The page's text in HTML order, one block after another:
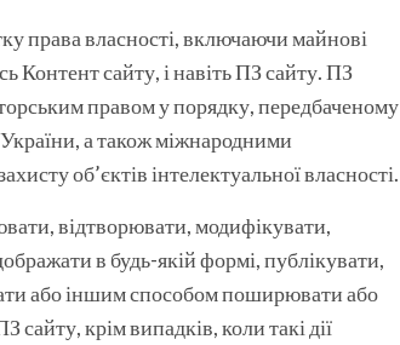
права власності, включаючи майнові
Контент сайту, і навіть ПЗ сайту. ПЗ
правом у порядку, передбаченому
а також міжнародними
об’єктів інтелектуальної власності.
відтворювати, модифікувати,
в будь-якій формі, публікувати,
або іншим способом поширювати або
крім випадків, коли такі дії